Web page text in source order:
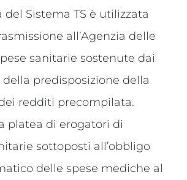
del Sistema TS è utilizzata
all’Agenzia delle
sanitarie sostenute dai
predisposizione della
redditi precompilata.
platea di erogatori di
sottoposti all’obbligo
delle spese mediche al